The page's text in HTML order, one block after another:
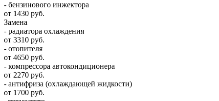
- бензинового инжектора
от 1430 руб.
Замена
- радиатора охлаждения
от 3310 руб.
- отопителя
от 4650 руб.
- компрессора автокондиционера
от 2270 руб.
- антифриза (охлаждающей жидкости)
от 1700 руб.